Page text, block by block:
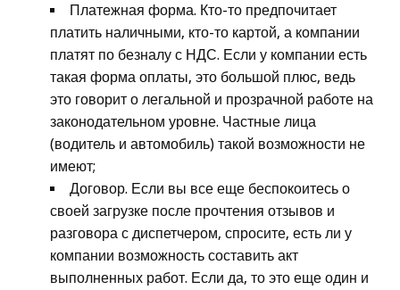
Платежная форма. Кто-то предпочитает
платить наличными, кто-то картой, а компании
платят по безналу с НДС. Если у компании есть
такая форма оплаты, это большой плюс, ведь
это говорит о легальной и прозрачной работе на
законодательном уровне. Частные лица
(водитель и автомобиль) такой возможности не
имеют;
Договор. Если вы все еще беспокоитесь о
своей загрузке после прочтения отзывов и
разговора с диспетчером, спросите, есть ли у
компании возможность составить акт
выполненных работ. Если да, то это еще один и